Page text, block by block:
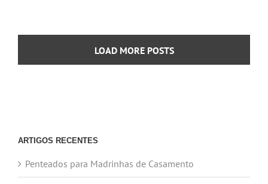
LOAD MORE POSTS
ARTIGOS RECENTES
Penteados para Madrinhas de Casamento